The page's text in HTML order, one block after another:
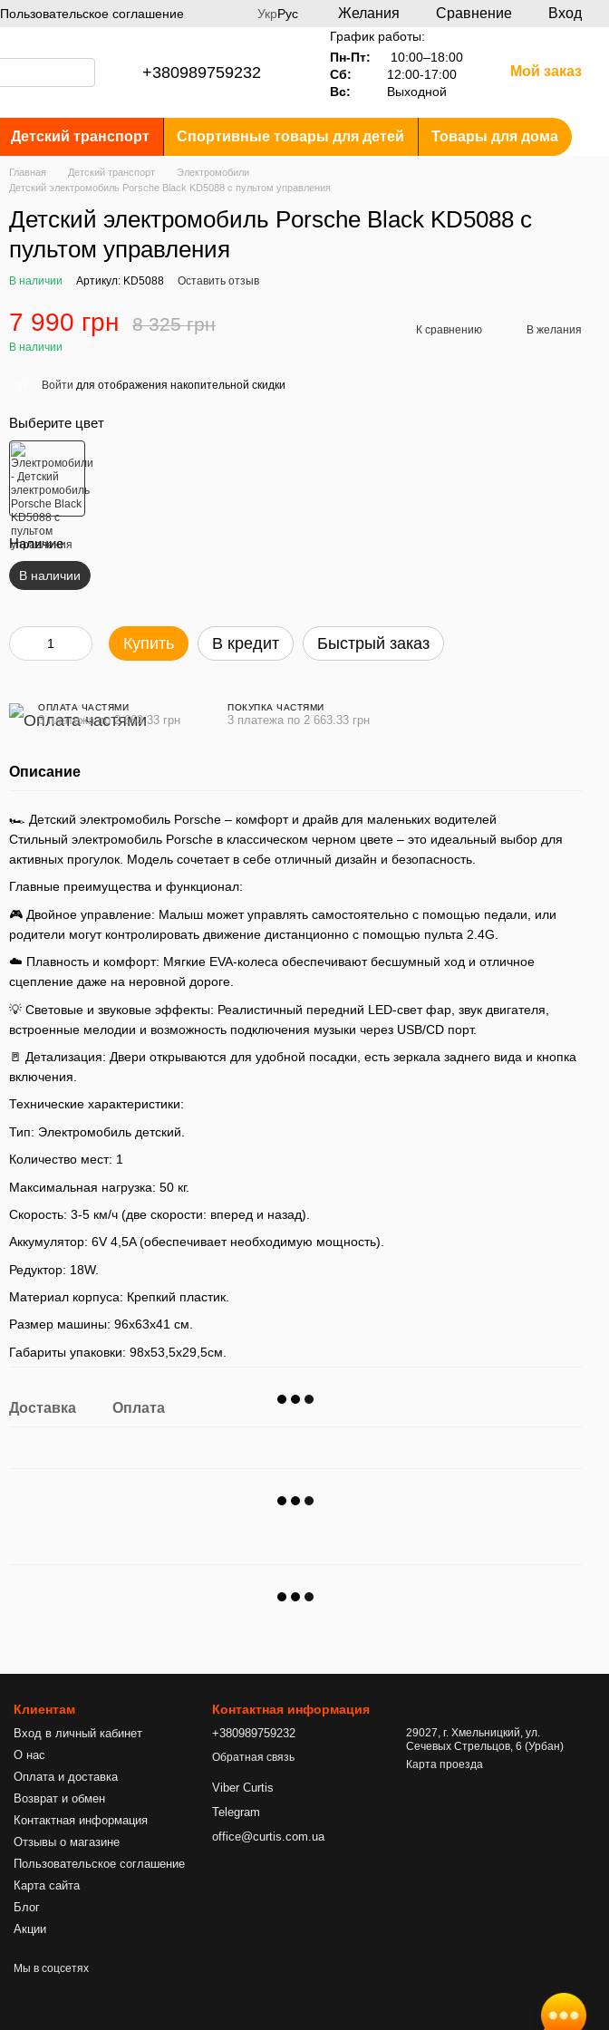
Пользовательское соглашение
УкрРус Желания Сравнение Вход
+380989759232
График работы:
Пн-Пт:
10:00–18:00
Сб:
12:00-17:00
Вс:
Выходной
Мой заказ
Детский транспорт Спортивные товары для детей Товары для дома
Главная Детский транспорт
Электромобили
Детский электромобиль Porsche Black KD5088 с пультом управления
Детский электромобиль Porsche Black KD5088 с
пультом управления
В наличии Артикул: KD5088 Оставить отзыв
7 990 грн 8 325 грн
В наличии
К сравнению В желания
Войти для отображения накопительной скидки
Выберите цвет
Наличие
В наличии
Купить В кредит Быстрый заказ
ОПЛАТА ЧАСТЯМИ
3 платежа по 2 663.33 грн
ПОКУПКА ЧАСТЯМИ
3 платежа по 2 663.33 грн
Описание
🏎️ Детский электромобиль Porsche – комфорт и драйв для маленьких водителей
Стильный электромобиль Porsche в классическом черном цвете – это идеальный выбор для
активных прогулок. Модель сочетает в себе отличный дизайн и безопасность.
Главные преимущества и функционал:
🎮 Двойное управление: Малыш может управлять самостоятельно с помощью педали, или
родители могут контролировать движение дистанционно с помощью пульта 2.4G.
☁️ Плавность и комфорт: Мягкие EVA-колеса обеспечивают бесшумный ход и отличное
сцепление даже на неровной дороге.
💡 Световые и звуковые эффекты: Реалистичный передний LED-свет фар, звук двигателя,
встроенные мелодии и возможность подключения музыки через USB/CD порт.
🚪 Детализация: Двери открываются для удобной посадки, есть зеркала заднего вида и кнопка
включения.
Технические характеристики:
Тип: Электромобиль детский.
Количество мест: 1
Максимальная нагрузка: 50 кг.
Скорость: 3-5 км/ч (две скорости: вперед и назад).
Аккумулятор: 6V 4,5A (обеспечивает необходимую мощность).
Редуктор: 18W.
Материал корпуса: Крепкий пластик.
Размер машины: 96х63х41 см.
Габариты упаковки: 98х53,5х29,5см.
Доставка Оплата
Клиентам
Вход в личный кабинет
О нас
Оплата и доставка
Возврат и обмен
Контактная информация
Отзывы о магазине
Пользовательское соглашение
Карта сайта
Блог
Акции
Мы в соцсетях
Контактная информация
+380989759232
Обратная связь
Viber Curtis
Telegram
office@curtis.com.ua
29027, г. Хмельницкий, ул.
Сечевых Стрельцов, 6 (Урбан)
Карта проезда